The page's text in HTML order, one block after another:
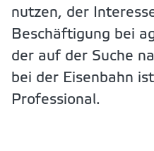
nutzen, der
Beschäftigung bei
der auf der Suche
bei der Eisenbahn
Professional.